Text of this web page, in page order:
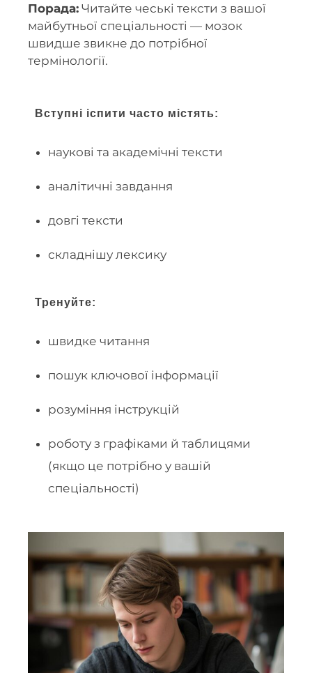
Порада: Читайте чеські тексти з вашої
майбутньої спеціальності — мозок
швидше звикне до потрібної
термінології.
Вступні іспити часто містять:
наукові та академічні тексти
аналітичні завдання
довгі тексти
складнішу лексику
Тренуйте:
швидке читання
пошук ключової інформації
розуміння інструкцій
роботу з графіками й таблицями
(якщо це потрібно у вашій
спеціальності)